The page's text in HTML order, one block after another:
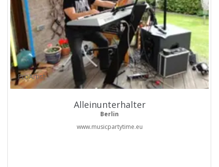
ProArtist
Alleinunterhalter
Berlin
www.musicpartytime.eu